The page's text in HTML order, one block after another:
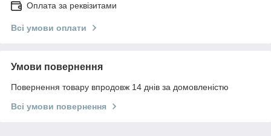
Оплата за реквізитами
Всі умови оплати
Умови повернення
Повернення товару впродовж 14 днів за домовленістю
Всі умови повернення